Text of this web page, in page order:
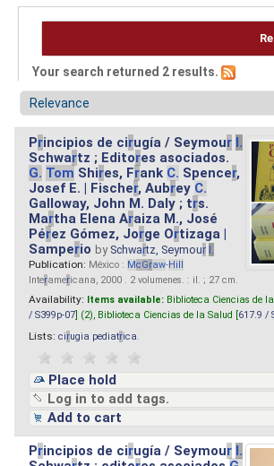
Your search returned 2 results.
Principios de cirugía / Seymour I.
Schwartz ; Editores asociados.
G. Tom Shires, Frank C. Spencer,
Josef E. | Fischer, Aubrey C.
Galloway, John M. Daly ; trs.
Martha Elena Araiza M., José
Pérez Gómez, Jorge Ortizaga |
Samperio by Schwartz, Seymour I.
Publication: México : McGraw-Hill
Interamericana, 2000 . 2 volumenes. : il. ; 27 cm.
Availability: Items available: Biblioteca Ciencias de
/ S399p-07 ] (2), Biblioteca Ciencias de la Salud [ 617.9 /
Lists: cirugia pediatrica
Place hold
Log in to add tags.
Add to cart
Principios de cirugía / Seymour I.